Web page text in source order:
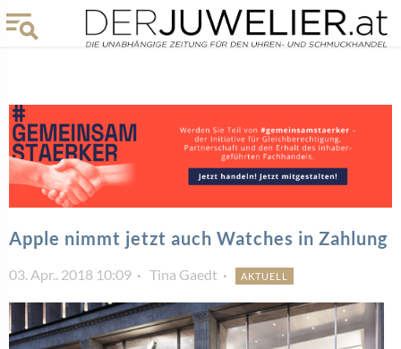
Apple nimmt jetzt auch Watches in Zahlung
03. Apr.. 2018 10:09 Tina Gaedt AKTUELL